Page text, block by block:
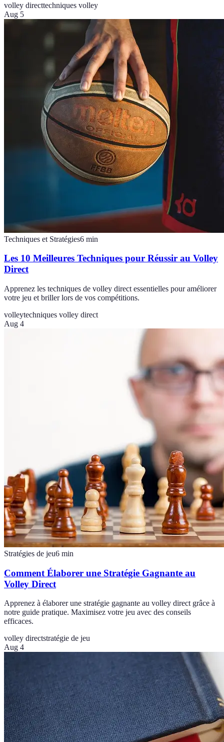
volley directtechniques volley
Aug 5
Techniques et Stratégies6 min
Les 10 Meilleures Techniques pour Réussir au Volley
Direct
Apprenez les techniques de volley direct essentielles pour améliorer
votre jeu et briller lors de vos compétitions.
volleytechniques volley direct
Aug 4
Stratégies de jeu6 min
Comment Élaborer une Stratégie Gagnante au
Volley Direct
Apprenez à élaborer une stratégie gagnante au volley direct grâce à
notre guide pratique. Maximisez votre jeu avec des conseils
efficaces.
volley directstratégie de jeu
Aug 4